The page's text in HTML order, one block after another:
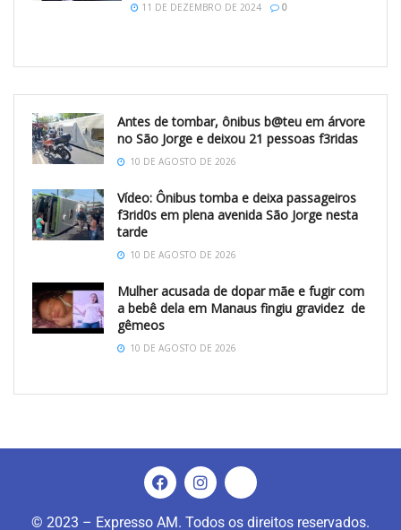
11 DE DEZEMBRO DE 2024 0
Antes de tombar, ônibus b@teu em árvore
no São Jorge e deixou 21 pessoas f3ridas
10 DE AGOSTO DE 2026
Vídeo: Ônibus tomba e deixa passageiros
f3rid0s em plena avenida São Jorge nesta
tarde
10 DE AGOSTO DE 2026
Mulher acusada de dopar mãe e fugir com
a bebê dela em Manaus fingiu gravidez de
gêmeos
10 DE AGOSTO DE 2026
© 2023 – Expresso AM. Todos os direitos reservados.